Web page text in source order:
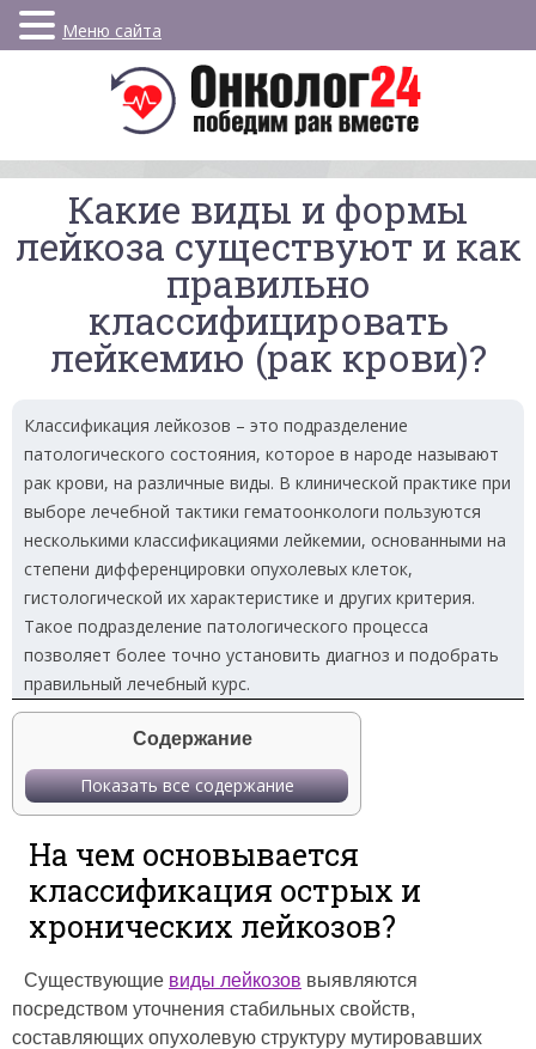
Какие виды и формы
лейкоза существуют и как
правильно
классифицировать
лейкемию (рак крови)?
Классификация лейкозов – это подразделение
патологического состояния, которое в народе называют
рак крови, на различные виды. В клинической практике при
выборе лечебной тактики гематоонкологи пользуются
несколькими классификациями лейкемии, основанными на
степени дифференцировки опухолевых клеток,
гистологической их характеристике и других критерия.
Такое подразделение патологического процесса
позволяет более точно установить диагноз и подобрать
правильный лечебный курс.
Содержание
Показать все содержание
На чем основывается
классификация острых и
хронических лейкозов?
Существующие виды лейкозов выявляются
посредством уточнения стабильных свойств,
составляющих опухолевую структуру мутировавших
Меню сайта